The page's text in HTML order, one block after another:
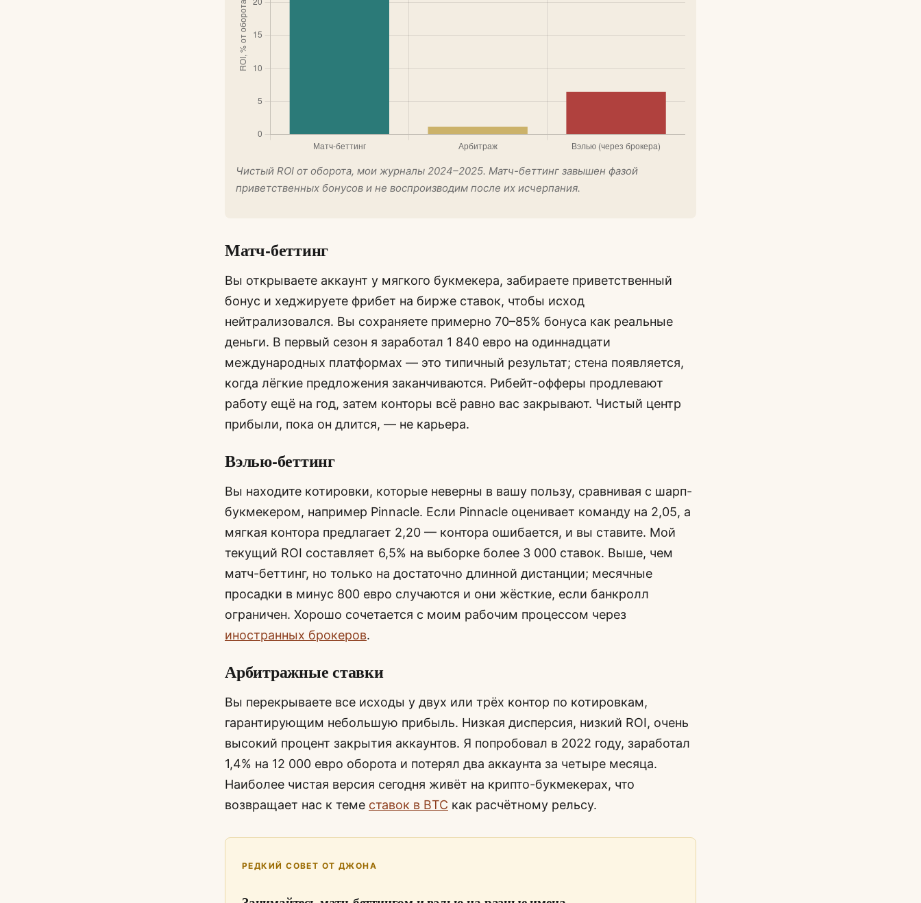
Чистый ROI от оборота, мои журналы 2024–2025. Матч-беттинг завышен фазой
приветственных бонусов и не воспроизводим после их исчерпания.
Матч-беттинг
Вы открываете аккаунт у мягкого букмекера, забираете приветственный
бонус и хеджируете фрибет на бирже ставок, чтобы исход
нейтрализовался. Вы сохраняете примерно 70–85% бонуса как реальные
деньги. В первый сезон я заработал 1 840 евро на одиннадцати
международных платформах — это типичный результат; стена появляется,
когда лёгкие предложения заканчиваются. Рибейт-офферы продлевают
работу ещё на год, затем конторы всё равно вас закрывают. Чистый центр
прибыли, пока он длится, — не карьера.
Вэлью-беттинг
Вы находите котировки, которые неверны в вашу пользу, сравнивая с шарп-
букмекером, например Pinnacle. Если Pinnacle оценивает команду на 2,05, а
мягкая контора предлагает 2,20 — контора ошибается, и вы ставите. Мой
текущий ROI составляет 6,5% на выборке более 3 000 ставок. Выше, чем
матч-беттинг, но только на достаточно длинной дистанции; месячные
просадки в минус 800 евро случаются и они жёсткие, если банкролл
ограничен. Хорошо сочетается с моим рабочим процессом через
иностранных брокеров.
Арбитражные ставки
Вы перекрываете все исходы у двух или трёх контор по котировкам,
гарантирующим небольшую прибыль. Низкая дисперсия, низкий ROI, очень
высокий процент закрытия аккаунтов. Я попробовал в 2022 году, заработал
1,4% на 12 000 евро оборота и потерял два аккаунта за четыре месяца.
Наиболее чистая версия сегодня живёт на крипто-букмекерах, что
возвращает нас к теме ставок в BTC как расчётному рельсу.
РЕДКИЙ СОВЕТ ОТ ДЖОНА